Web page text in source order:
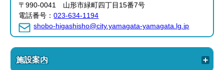
〒990-0041 山形市緑町四丁目15番7号
電話番号：023-634-1194
shobo-higashisho@city.yamagata-yamagata.lg.jp
施設案内